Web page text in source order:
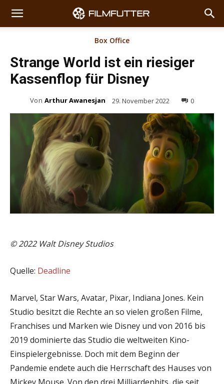
Box Office
Strange World ist ein riesiger
Kassenflop für Disney
Von Arthur Awanesjan 29. November 2022 0
© 2022 Walt Disney Studios
Quelle: Deadline
Marvel, Star Wars, Avatar, Pixar, Indiana Jones. Kein
Studio besitzt die Rechte an so vielen großen Filme,
Franchises und Marken wie Disney und von 2016 bis
2019 dominierte das Studio die weltweiten Kino-
Einspielergebnisse. Doch mit dem Beginn der
Pandemie endete auch die Herrschaft des Hauses von
Mickey Mouse. Von den drei Milliardenhits, die seit